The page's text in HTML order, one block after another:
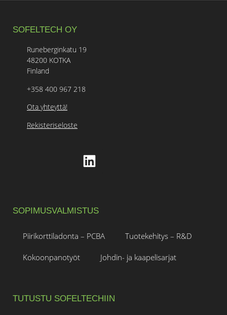
SOFELTECH OY
Runeberginkatu 19
48200 KOTKA
Finland
+358 400 967 218
Ota yhteyttä!
Rekisteriseloste
SOPIMUSVALMISTUS
Piirikorttiladonta – PCBA Tuotekehitys – R&D
Kokoonpanotyöt Johdin- ja kaapelisarjat
TUTUSTU SOFELTECHIIN